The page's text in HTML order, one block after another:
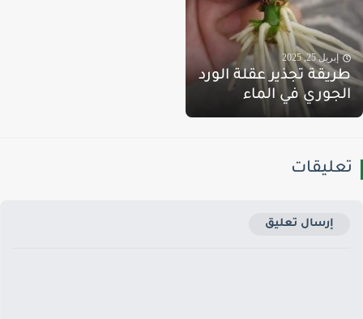
إبريل 25, 2025
تجذير عقلة الورد
في الماء
إرسال تعليق